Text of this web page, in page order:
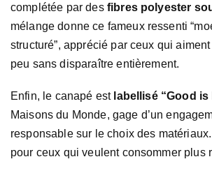
complétée par des fibres polyester
mélange donne ce fameux ressenti
structuré”, apprécié par ceux qui aiment
peu sans disparaître entièrement.
Enfin, le canapé est labellisé “Good
Maisons du Monde, gage d’un
responsable sur le choix des
pour ceux qui veulent consommer plus